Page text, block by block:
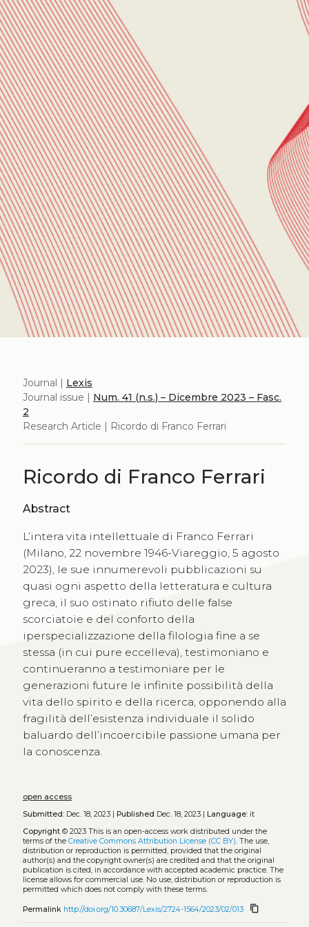
Journal | Lexis
Journal issue | Num. 41 (n.s.) – Dicembre 2023 – Fasc.
2
Research Article | Ricordo di Franco Ferrari
Ricordo di Franco Ferrari
Abstract
L’intera vita intellettuale di Franco Ferrari
(Milano, 22 novembre 1946-Viareggio, 5 agosto
2023), le sue innumerevoli pubblicazioni su
quasi ogni aspetto della letteratura e cultura
greca, il suo ostinato rifiuto delle false
scorciatoie e del conforto della
iperspecializzazione della filologia fine a se
stessa (in cui pure eccelleva), testimoniano e
continueranno a testimoniare per le
generazioni future le infinite possibilità della
vita dello spirito e della ricerca, opponendo alla
fragilità dell’esistenza individuale il solido
baluardo dell’incoercibile passione umana per
la conoscenza.
open access
Submitted:Dec. 18, 2023 | Published Dec. 18, 2023 | Language:it
Copyright© 2023 This is an open-access work distributed under the
terms of the Creative Commons Attribution License (CC BY) . The use,
distribution or reproduction is permitted, provided that the original
author(s) and the copyright owner(s) are credited and that the original
publication is cited, in accordance with accepted academic practice. The
license allows for commercial use. No use, distribution or reproduction is
permitted which does not comply with these terms.
Permalink http://doi.org/10.30687/Lexis/2724-1564/2023/02/013 content_copy